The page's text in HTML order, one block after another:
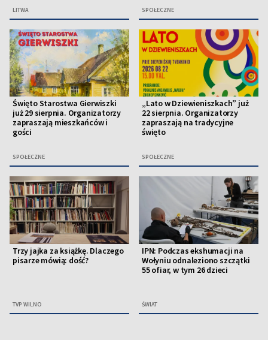
LITWA SPOŁECZNE
Święto Starostwa Gierwiszki
już 29 sierpnia. Organizatorzy
zapraszają mieszkańców i
gości
SPOŁECZNE
„Lato w Dziewieniszkach” już
22 sierpnia. Organizatorzy
zapraszają na tradycyjne
święto
SPOŁECZNE
Trzy jajka za książkę. Dlaczego
pisarze mówią: dość?
TVP WILNO
IPN: Podczas ekshumacji na
Wołyniu odnaleziono szczątki
55 ofiar, w tym 26 dzieci
ŚWIAT